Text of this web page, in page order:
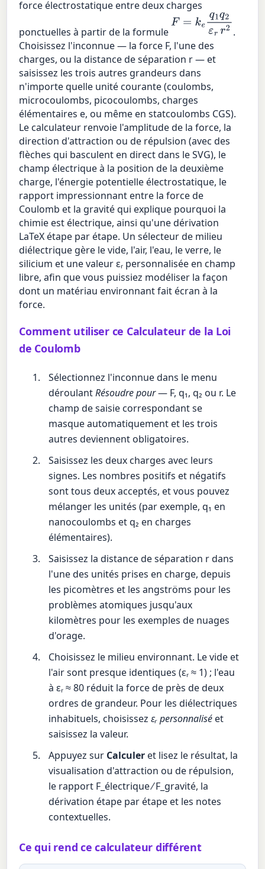
force électrostatique entre deux charges
ponctuelles à partir de la formule
F= ke q1 q2εrr2
.
Choisissez l'inconnue — la force F, l'une des
charges, ou la distance de séparation r — et
saisissez les trois autres grandeurs dans
n'importe quelle unité courante (coulombs,
microcoulombs, picocoulombs, charges
élémentaires e, ou même en statcoulombs CGS).
Le calculateur renvoie l'amplitude de la force, la
direction d'attraction ou de répulsion (avec des
flèches qui basculent en direct dans le SVG), le
champ électrique à la position de la deuxième
charge, l'énergie potentielle électrostatique, le
rapport impressionnant entre la force de
Coulomb et la gravité qui explique pourquoi la
chimie est électrique, ainsi qu'une dérivation
LaTeX étape par étape. Un sélecteur de milieu
diélectrique gère le vide, l'air, l'eau, le verre, le
silicium et une valeur εᵣ personnalisée en champ
libre, afin que vous puissiez modéliser la façon
dont un matériau environnant fait écran à la
force.
Comment utiliser ce Calculateur de la Loi
de Coulomb
Sélectionnez l'inconnue dans le menu
déroulantRésoudre pour— F, q₁, q₂ ou r. Le
champ de saisie correspondant se
masque automatiquement et les trois
autres deviennent obligatoires.
Saisissez les deux charges avec leurs
signes. Les nombres positifs et négatifs
sont tous deux acceptés, et vous pouvez
mélanger les unités (par exemple, q₁ en
nanocoulombs et q₂ en charges
élémentaires).
Saisissez la distance de séparation r dans
l'une des unités prises en charge, depuis
les picomètres et les angströms pour les
problèmes atomiques jusqu'aux
kilomètres pour les exemples de nuages
d'orage.
Choisissez le milieu environnant. Le vide et
l'air sont presque identiques (εᵣ ≈ 1) ; l'eau
à εᵣ ≈ 80 réduit la force de près de deux
ordres de grandeur. Pour les diélectriques
inhabituels, choisissezεᵣ personnalisé et
saisissez la valeur.
Appuyez sur Calculer et lisez le résultat, la
visualisation d'attraction ou de répulsion,
le rapport F_électrique ⁄ F_gravité, la
dérivation étape par étape et les notes
contextuelles.
Ce qui rend ce calculateur différent